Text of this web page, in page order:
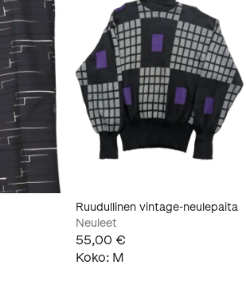
Ruudullinen vintage-neulepaita
Neuleet
55,00 €
Koko: M